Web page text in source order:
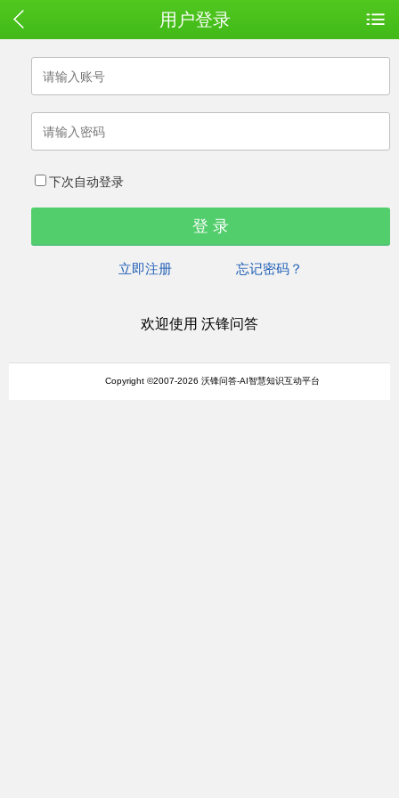
用户登录
下次自动登录
立即注册 忘记密码？
欢迎使用 沃锋问答
Copyright ©2007-2026 沃锋问答-AI智慧知识互动平台